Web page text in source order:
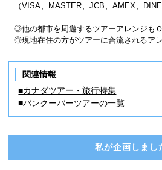
（VISA、MASTER、JCB、AMEX、
◎他の都市を周遊するツアーアレンジもＯ
◎現地在住の方がツアーに合流されるア
関連情報
■カナダツアー・旅行特集
■バンクーバーツアーの一覧
私が企画しまし